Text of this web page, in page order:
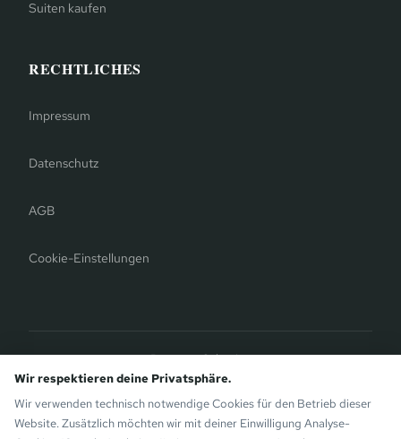
Suiten kaufen
RECHTLICHES
Impressum
Datenschutz
AGB
Cookie-Einstellungen
Bergauer Selection
Montafon Chalets— Moderne Chalets auf der Sunny Side von
Gaschurn. Ebenfalls von den Bergauer Brothers.
Wir respektieren deine Privatsphäre.
Wir verwenden technisch notwendige Cookies für den Betrieb dieser
Website. Zusätzlich möchten wir mit deiner Einwilligung Analyse-